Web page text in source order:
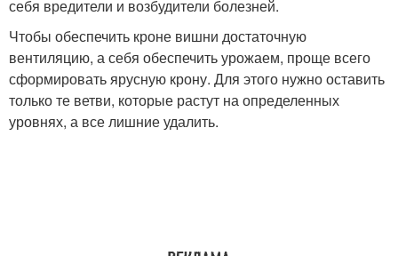
себя вредители и возбудители болезней.
Чтобы обеспечить кроне вишни достаточную
вентиляцию, а себя обеспечить урожаем, проще всего
сформировать ярусную крону. Для этого нужно оставить
только те ветви, которые растут на определенных
уровнях, а все лишние удалить.